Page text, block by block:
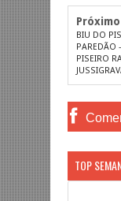
Próximo
BIU DO
PAREDÃO
PISEIRO
TOP